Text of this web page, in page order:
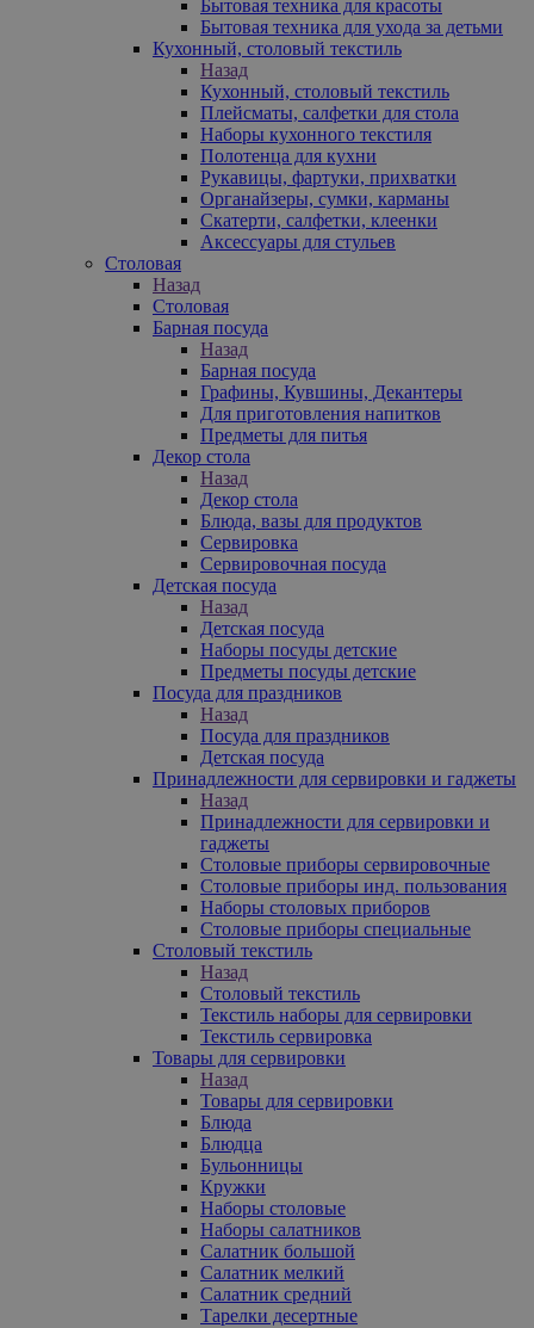
Бытовая техника для красоты
Бытовая техника для ухода за детьми
Кухонный, столовый текстиль
Назад
Кухонный, столовый текстиль
Плейсматы, салфетки для стола
Наборы кухонного текстиля
Полотенца для кухни
Рукавицы, фартуки, прихватки
Органайзеры, сумки, карманы
Скатерти, салфетки, клеенки
Аксессуары для стульев
Столовая
Назад
Столовая
Барная посуда
Назад
Барная посуда
Графины, Кувшины, Декантеры
Для приготовления напитков
Предметы для питья
Декор стола
Назад
Декор стола
Блюда, вазы для продуктов
Сервировка
Сервировочная посуда
Детская посуда
Назад
Детская посуда
Наборы посуды детские
Предметы посуды детские
Посуда для праздников
Назад
Посуда для праздников
Детская посуда
Принадлежности для сервировки и гаджеты
Назад
Принадлежности для сервировки и
гаджеты
Столовые приборы сервировочные
Столовые приборы инд. пользования
Наборы столовых приборов
Столовые приборы специальные
Столовый текстиль
Назад
Столовый текстиль
Текстиль наборы для сервировки
Текстиль сервировка
Товары для сервировки
Назад
Товары для сервировки
Блюда
Блюдца
Бульонницы
Кружки
Наборы столовые
Наборы салатников
Салатник большой
Салатник мелкий
Салатник средний
Тарелки десертные